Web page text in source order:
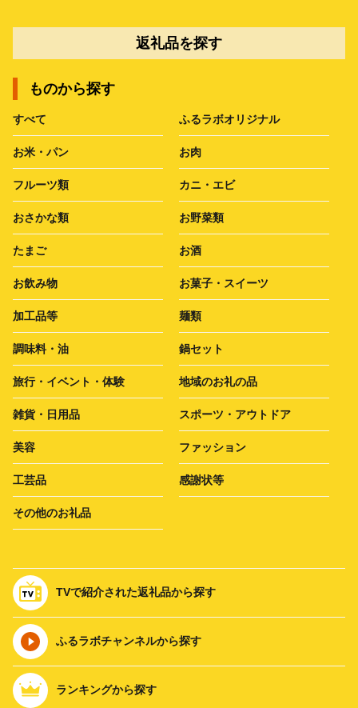
返礼品を探す
ものから探す
すべて ふるラボオリジナル
お米・パン お肉
フルーツ類 カニ・エビ
おさかな類 お野菜類
たまご お酒
お飲み物 お菓子・スイーツ
加工品等 麺類
調味料・油 鍋セット
旅行・イベント・体験 地域のお礼の品
雑貨・日用品 スポーツ・アウトドア
美容 ファッション
工芸品 感謝状等
その他のお礼品
TVで紹介された返礼品から探す
ふるラボチャンネルから探す
ランキングから探す